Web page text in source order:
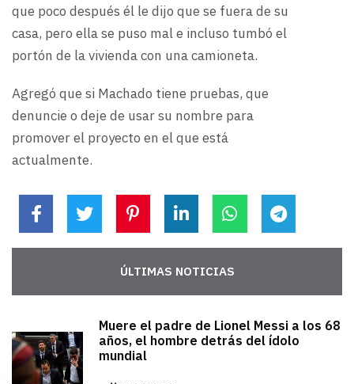
que poco después él le dijo que se fuera de su
casa, pero ella se puso mal e incluso tumbó el
portón de la vivienda con una camioneta.
Agregó que si Machado tiene pruebas, que
denuncie o deje de usar su nombre para
promover el proyecto en el que está
actualmente.
ÚLTIMAS NOTICIAS
Muere el padre de Lionel Messi a los 68
años, el hombre detrás del ídolo
mundial